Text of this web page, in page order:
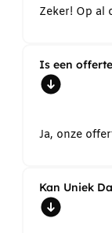
Zeker! Op al
Is een
Ja, onze
Kan Uniek